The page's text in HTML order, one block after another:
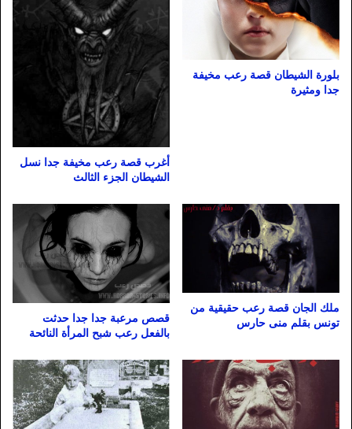
بلورة الشيطان قصة رعب مخيفة
جدا ومثيرة
أغرب قصة رعب مخيفة جدا نسل
الشيطان الجزء الثالث
ملك الجان قصة رعب حقيقية من
تونس بقلم منى حارس
قصص مرعبة جدا جدا حدثت
بالفعل رعب شبح المرأة النائحة